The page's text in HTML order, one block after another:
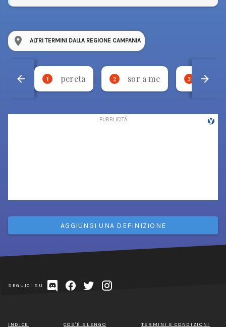
ALTRI TERMINI DALLA REGIONE CAMPANIA
1 pereta 2 sor a me 3
AGGIUNGI UNA DEFINIZIONE
SEGUICI SU
INDICE COS'È SLENGO TERMINI E CONDIZIONI